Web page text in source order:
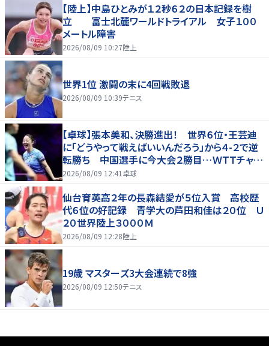
【陸上】中島ひとみが１２秒６２の日本記録を樹
立 富士北麓ワールドトライアル 女子１００
メートル障害
2026/08/09 10:27陸上
世界1位 激闘の末に4回戦敗退
2026/08/09 10:39テニス
【卓球】張本美和、決勝進出！ 世界６位・王芸迪
に「どうやって戦えばいいんだろう」から４-２で逆
転勝ち 中国選手に今大会２勝目…ＷＴＴチャン
ピオンズ横浜
2026/08/09 12:41 卓球
仙台育英高２年の長森結愛が５位入賞 高校歴
代６位の好記録 青学大の芦田和佳は２０位 Ｕ
２０世界陸上３０００Ｍ
2026/08/09 12:28陸上
19歳 マスターズ3大会連続で8強
2026/08/09 12:50テニス